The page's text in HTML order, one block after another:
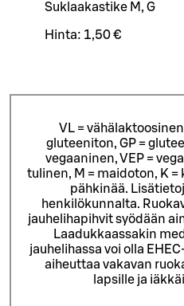
Suklaakastike M, G
Hinta: 1,50 €
VL =
gluteeniton, GP =
vegaaninen, VEP =
tulinen, M = maidoton, K =
pähkinää.
henkilökunnalta.
jauhelihapihvit syödään
Laadukkaassakin
jauhelihassa voi olla
aiheuttaa vakavan
lapsille ja